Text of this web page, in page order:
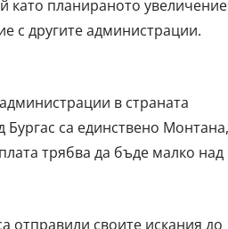
като планираното увеличение
с другите администрации.
в страната
Бургас са единствено Монтана,
трябва да бъде малко над
отправили своите искания до